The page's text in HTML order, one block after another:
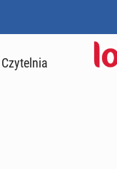
Czytelnia